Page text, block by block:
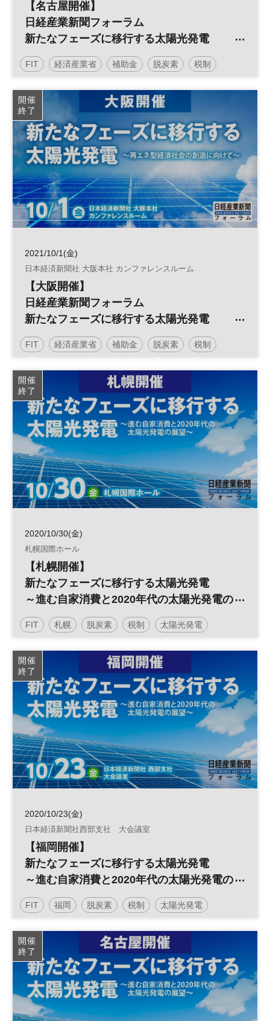
【名古屋開催】
日経産業新聞フォーラム
新たなフェーズに移行する太陽光発電
～再エネ型経済社会の創造に向けて～
FIT 経済産業省 補助金 脱炭素 税制
太陽光発電 再生可能エネルギー 参加無料
日経産業新聞フォーラム
開催
終了
2021/10/1(金)
日本経済新聞社 大阪本社 カンファレンスルーム
【大阪開催】
日経産業新聞フォーラム
新たなフェーズに移行する太陽光発電
～再エネ型経済社会の創造に向けて～
FIT 経済産業省 補助金 脱炭素 税制
太陽光発電 再生可能エネルギー 参加無料
日経産業新聞フォーラム
開催
終了
2020/10/30(金)
札幌国際ホール
【札幌開催】
新たなフェーズに移行する太陽光発電
～進む自家消費と2020年代の太陽光発電の
展望～
FIT 札幌 脱炭素 税制 太陽光発電
再生可能エネルギー
開催
終了
2020/10/23(金)
日本経済新聞社西部支社 大会議室
【福岡開催】
新たなフェーズに移行する太陽光発電
～進む自家消費と2020年代の太陽光発電の
展望～
FIT 福岡 脱炭素 税制 太陽光発電
再生可能エネルギー
開催
終了